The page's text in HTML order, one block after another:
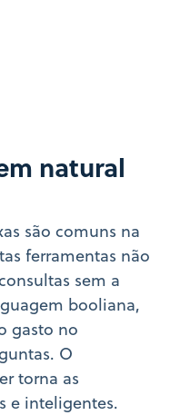
natural
são comuns na
ferramentas não
sem a
booliana,
gasto no
O
torna as
e inteligentes.